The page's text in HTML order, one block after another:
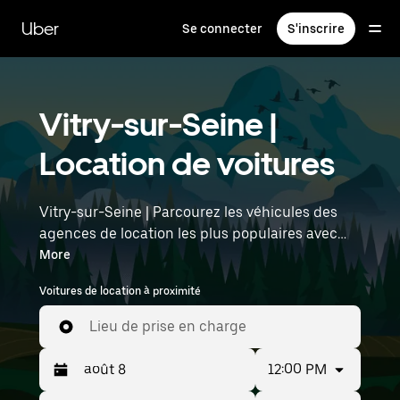
contenu
principal
Uber Se connecter S'inscrire
Vitry-sur-Seine |
Location de voitures
Vitry-sur-Seine | Parcourez les véhicules des
agences de location les plus populaires avec
Uber Rent. Des voitures électriques aux berlines
de luxe en passant par les SUV, vous trouverez
des véhicules adaptés aux voyageurs en solo et
aux groupes comptant jusqu'à sept personnes.
Saisissez l'heure et l'emplacement (par
exemple : Paris Orly Airport) pour trouver des
voitures de location à proximité.
More
Voitures de location à proximité
Lieu de prise en charge
12:00 PM